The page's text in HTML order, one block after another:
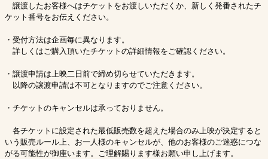
譲渡したお客様へはチケットをお渡しいただくか、新しく発番されたチ
ケット番号をお伝えください。
・受付方法は企画毎に異なります。
詳しくはご購入頂いたチケットの詳細情報をご確認ください。
・譲渡申請は上映二日前で締め切らせていただきます。
以降の譲渡申請は不可となりますのでご注意ください。
・チケットのキャンセルは承っておりません。
各チケットに設定された最低販売数を超えた場合のみ上映が決定すると
いう販売ルール上、お一人様のキャンセルが、他のお客様のご迷惑につな
がる可能性が御座います。ご理解賜ります様お願い申し上げます。